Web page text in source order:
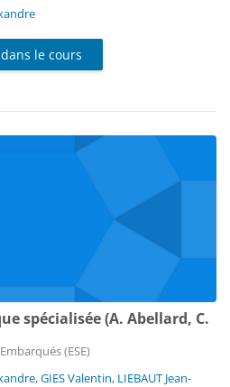
le cours
spécialisée (A. Abellard, C.
(ESE)
,GIES Valentin, LIEBAUT Jean-